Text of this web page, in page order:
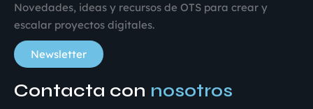
Novedades, ideas y recursos de OTS para crear y
escalar proyectos digitales.
Newsletter
Contacta con nosotros